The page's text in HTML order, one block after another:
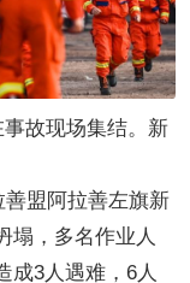
故现场集结。新
盟阿拉善左旗新
塌，多名作业人
成3人遇难，6人